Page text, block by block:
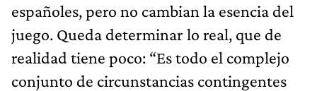
españoles, pero no cambian la esencia del
juego. Queda determinar lo real, que de
realidad tiene poco: “Es todo el complejo
conjunto de circunstancias contingentes